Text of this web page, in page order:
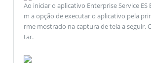
Ao iniciar o aplicativo Enterprise Service ES
m a opção de executar o aplicativo pela
rme mostrado na captura de tela a seguir.
tar.